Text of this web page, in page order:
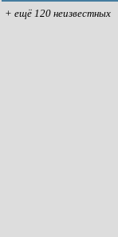
+ ещё 120 неизвестных